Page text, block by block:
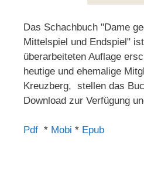
Das Schachbuch "Dame
Mittelspiel und Endspiel"
überarbeiteten Auflage
heutige und ehemalige
Kreuzberg, stellen das
Download zur Verfügung
Pdf * Mobi * Epub